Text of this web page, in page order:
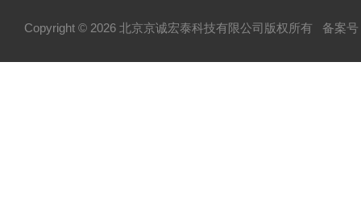
Copyright © 2026 北京京诚宏泰科技有限公司版权所有 备案号